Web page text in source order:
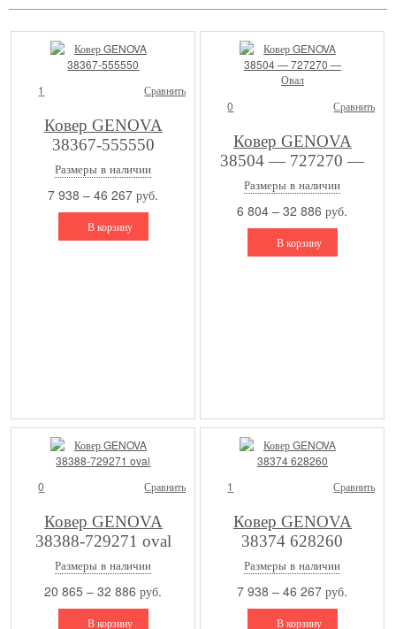
1 Сравнить
Ковер GENOVA
38367-555550
Размеры в наличии
7 938 – 46 267 руб.
В корзину
0 Сравнить
Ковер GENOVA
38504 — 727270 —
Овал
Размеры в наличии
6 804 – 32 886 руб.
В корзину
0 Сравнить
Ковер GENOVA
38388-729271 oval
Размеры в наличии
20 865 – 32 886 руб.
В корзину
1 Сравнить
Ковер GENOVA
38374 628260
Размеры в наличии
7 938 – 46 267 руб.
В корзину